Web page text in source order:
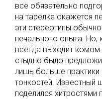
все обязательно
на тарелке окажется
эти стереотипы
печального опыта. Но,
всегда выходит
стыдно было
лишь больше практики
тонкостей.
поделился хитростями